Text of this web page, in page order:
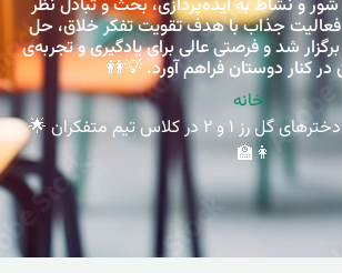
شور و نشاط به ایده‌پردازی، بحث و تبادل نظر
فعالیت جذاب با هدف تقویت تفکر خلاق، حل
شد و فرصتی عالی برای یادگیری و تجربه‌ی
کنار دوستان فراهم آورد. 💡👭
خانه
🌹💭 هم‌اندیشی دخترهای گل رز ۱ و ۲ در کلاس تیم متفکران 🌟
👩‍🏫